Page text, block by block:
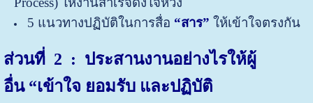
5 แนวทางปฏิบัติในการสื่อ “สาร” ให้เข้าใจตรงกัน
ส่วนที่ 2 : ประสานงานอย่างไรให้ผู้
อื่น “เข้าใจ ยอมรับ และปฏิบัติ